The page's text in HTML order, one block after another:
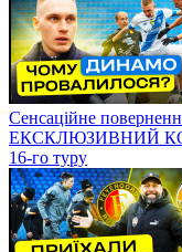
Сенсаційне
ЕКСКЛЮЗИВНИЙ
16-го туру